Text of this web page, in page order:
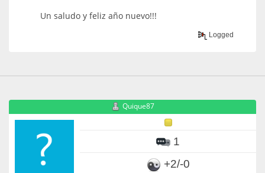
Un saludo y feliz año nuevo!!!
Logged
Quique87
1
+2/-0